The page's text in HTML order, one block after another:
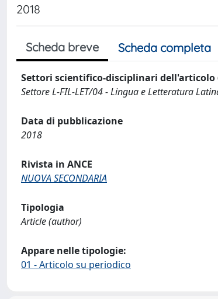
2018
Scheda breve Scheda completa
Settori scientifico-disciplinari dell'articolo
Settore L-FIL-LET/04 - Lingua e Letteratura
Data di pubblicazione
2018
Rivista in ANCE
NUOVA SECONDARIA
Tipologia
Article (author)
Appare nelle tipologie:
01 - Articolo su periodico